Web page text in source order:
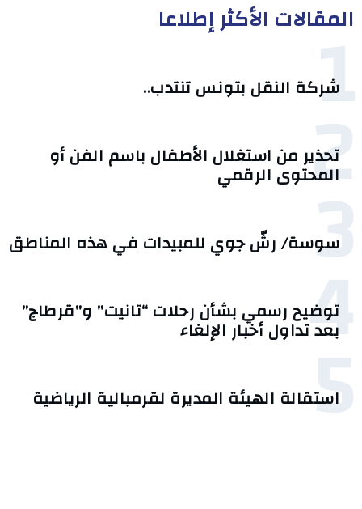
المقالات الأكثر إطلاعا
1
شركة النقل بتونس تنتدب..
2
تحذير من استغلال الأطفال باسم الفن أو
المحتوى الرقمي
3
سوسة/ رشّ جوي للمبيدات في هذه المناطق
4
توضيح رسمي بشأن رحلات “تانيت” و”قرطاج”
بعد تداول أخبار الإلغاء
5
استقالة الهيئة المديرة لقرمبالية الرياضية